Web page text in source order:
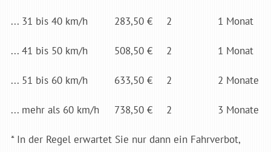
... 31 bis 40 km/h 283,50 € 2 1 Mo­nat
... 41 bis 50 km/h 508,50 € 2 1 Mo­nat
... 51 bis 60 km/h 633,50 € 2 2 Mo­nate
... mehr als 60 km/h 738,50 € 2 3 Mo­nate
* In der Regel erwartet Sie nur dann ein Fahrverbot,